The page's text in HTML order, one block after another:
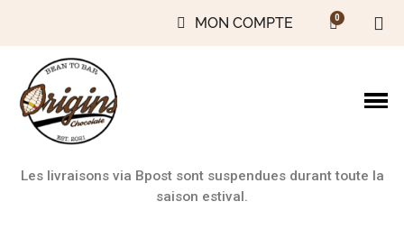
MON COMPTE
Les livraisons via Bpost sont suspendues durant toute la
saison estival.